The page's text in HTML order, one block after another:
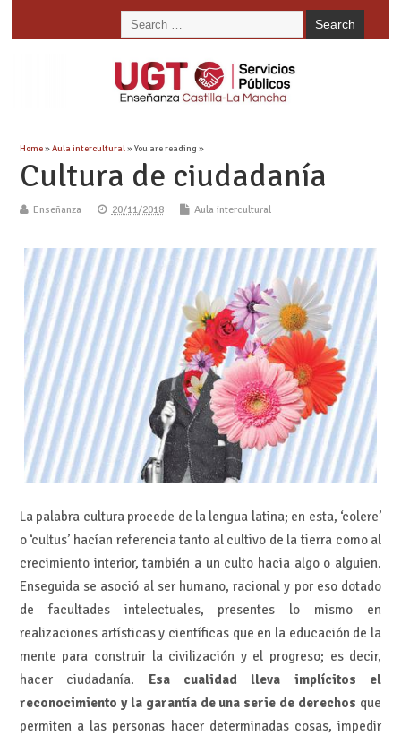
Home»Aula intercultural» You are reading »
Cultura de ciudadanía
Enseñanza 20/11/2018 Aula intercultural
La palabra cultura procede de la lengua latina; en esta, ‘colere’
o ‘cultus’ hacían referencia tanto al cultivo de la tierra como al
crecimiento interior, también a un culto hacia algo o alguien.
Enseguida se asoció al ser humano, racional y por eso dotado
de facultades intelectuales, presentes lo mismo en
realizaciones artísticas y científicas que en la educación de la
mente para construir la civilización y el progreso; es decir,
hacer ciudadanía. Esa cualidad lleva implícitos el
reconocimiento y la garantía de una serie de derechos que
permiten a las personas hacer determinadas cosas, impedir